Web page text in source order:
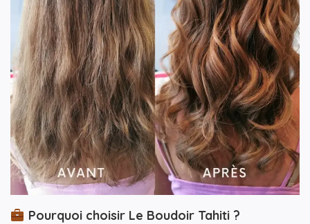
Pourquoi choisir Le Boudoir Tahiti ?